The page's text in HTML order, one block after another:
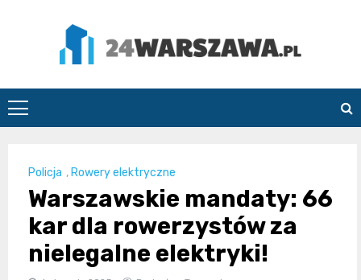
24Warszawa.pl
Policja , Rowery elektryczne
Warszawskie mandaty: 66
kar dla rowerzystów za
nielegalne elektryki!